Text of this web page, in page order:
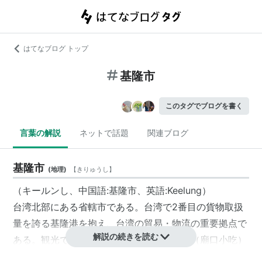
はてなブログ トップ
基隆市
このタグでブログを書く
言葉の解説 ネットで話題 関連ブログ
基隆市 (地理) 【きりゅうし 】
（キールンし、中国語:基隆市、英語:Keelung）
台湾北部にある省轄市である。台湾で2番目の貨物取扱
量を誇る基隆港を抱え、台湾の貿易・物流の重要拠点で
ある。観光では奠済宮を中心に栄えた夜市（廟口小吃）
解説の続きを読む